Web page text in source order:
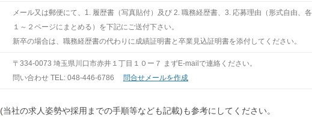
メール又は郵便にて、1. 履歴書（写真貼付）及び 2. 職務経歴書、3. 応募理由（形式自由、各
１～２ページにまとめる）を下記にご送付下さい。
新卒の場合は、職務経歴書の代わりに成績証明書と卒業見込証明書を添付してください。
〒334-0073 埼玉県川口市赤井１丁目１０ー７ まずE-mailで連絡ください。
問い合わせ TEL: 048-446-6786 問合せメールを作成
(当社の求人姿勢や採用までの手順等なども記載)も参考にしてください。